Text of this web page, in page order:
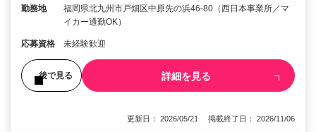
勤務地
福岡県北九州市戸畑区中原先の浜46-80（西日本事業所／マ
イカー通勤OK）
応募資格 未経験歓迎
後で見る 詳細を見る
更新日： 2026/05/21 掲載終了日： 2026/11/06